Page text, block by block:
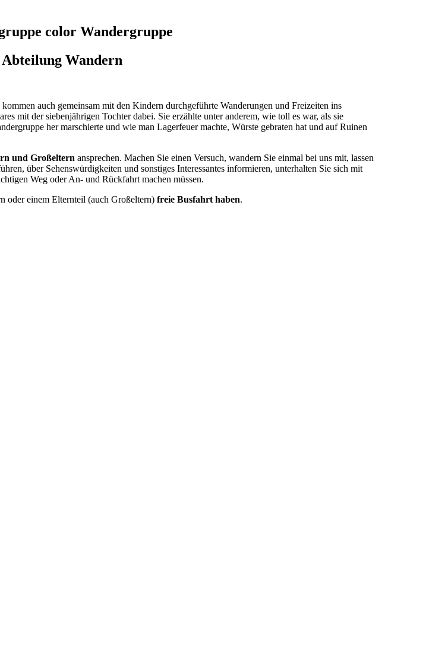
Wandergruppe
Wandern
auch gemeinsam mit den Kindern durchgeführte Wanderungen und Freizeiten ins
mit der siebenjährigen Tochter dabei. Sie erzählte unter anderem, wie toll es war, als sie
her marschierte und wie man Lagerfeuer machte, Würste gebraten hat und auf Ruinen
und Großeltern ansprechen. Machen Sie einen Versuch, wandern Sie einmal bei uns mit, lassen
über Sehenswürdigkeiten und sonstiges Interessantes informieren, unterhalten Sie sich mit
Weg oder An- und Rückfahrt machen müssen.
oder einem Elternteil (auch Großeltern)freie Busfahrt haben.